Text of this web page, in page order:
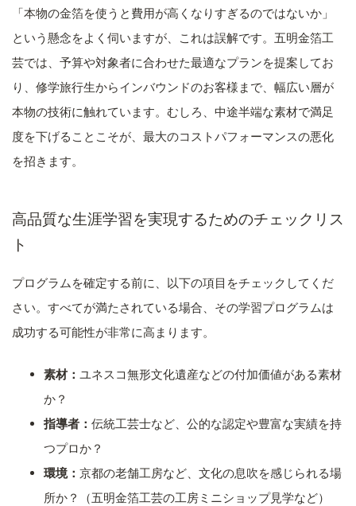
「本物の金箔を使うと費用が高くなりすぎるのではないか」
という懸念をよく伺いますが、これは誤解です。五明金箔工
芸では、予算や対象者に合わせた最適なプランを提案してお
り、修学旅行生からインバウンドのお客様まで、幅広い層が
本物の技術に触れています。むしろ、中途半端な素材で満足
度を下げることこそが、最大のコストパフォーマンスの悪化
を招きます。
高品質な生涯学習を実現するためのチェックリス
ト
プログラムを確定する前に、以下の項目をチェックしてくだ
さい。すべてが満たされている場合、その学習プログラムは
成功する可能性が非常に高まります。
素材： ユネスコ無形文化遺産などの付加価値がある素材
か？
指導者： 伝統工芸士など、公的な認定や豊富な実績を持
つプロか？
環境： 京都の老舗工房など、文化の息吹を感じられる場
所か？（五明金箔工芸の工房ミニショップ見学など）